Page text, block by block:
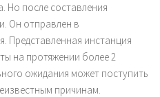
Но после составления
Он отправлен в
Представленная инстанция
на протяжении более 2
ожидания может поступить
причинам.